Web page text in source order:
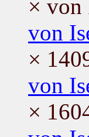
× von
von
×
von
×